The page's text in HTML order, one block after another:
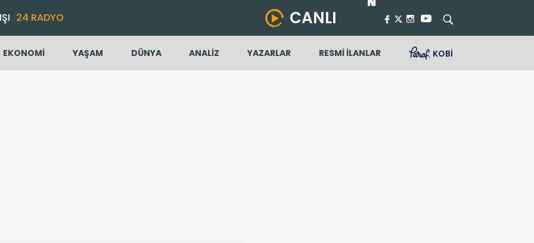
24 RADYO CANLI
EKONOMİ YAŞAM DÜNYA ANALİZ YAZARLAR RESMİ İLANLAR KOBİ